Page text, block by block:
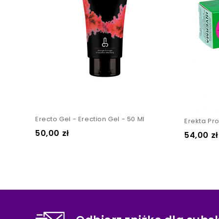
Erecto Gel - Erection Gel - 50 Ml
Cena
50,00 zł
Erekta
Cena
54,00 zł